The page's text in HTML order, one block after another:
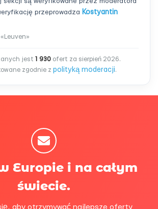
przeprowadza Kostyantin
jest 1 930 ofert za sierpień 2026.
zgodnie z polityką moderacji.
Europie i na całym
świecie.
aby otrzymywać najlepsze oferty